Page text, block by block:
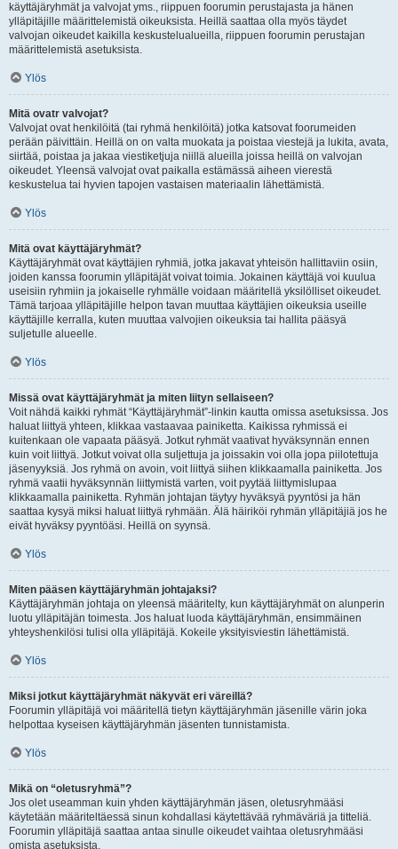
käyttäjäryhmät ja valvojat yms., riippuen foorumin perustajasta ja hänen
ylläpitäjille määrittelemistä oikeuksista. Heillä saattaa olla myös täydet
valvojan oikeudet kaikilla keskustelualueilla, riippuen foorumin perustajan
määrittelemistä asetuksista.
Ylös
Mitä ovatr valvojat?
Valvojat ovat henkilöitä (tai ryhmä henkilöitä) jotka katsovat foorumeiden
perään päivittäin. Heillä on on valta muokata ja poistaa viestejä ja lukita, avata,
siirtää, poistaa ja jakaa viestiketjuja niillä alueilla joissa heillä on valvojan
oikeudet. Yleensä valvojat ovat paikalla estämässä aiheen vierestä
keskustelua tai hyvien tapojen vastaisen materiaalin lähettämistä.
Ylös
Mitä ovat käyttäjäryhmät?
Käyttäjäryhmät ovat käyttäjien ryhmiä, jotka jakavat yhteisön hallittaviin osiin,
joiden kanssa foorumin ylläpitäjät voivat toimia. Jokainen käyttäjä voi kuulua
useisiin ryhmiin ja jokaiselle ryhmälle voidaan määritellä yksilölliset oikeudet.
Tämä tarjoaa ylläpitäjille helpon tavan muuttaa käyttäjien oikeuksia useille
käyttäjille kerralla, kuten muuttaa valvojien oikeuksia tai hallita pääsyä
suljetulle alueelle.
Ylös
Missä ovat käyttäjäryhmät ja miten liityn sellaiseen?
Voit nähdä kaikki ryhmät “Käyttäjäryhmät”-linkin kautta omissa asetuksissa. Jos
haluat liittyä yhteen, klikkaa vastaavaa painiketta. Kaikissa ryhmissä ei
kuitenkaan ole vapaata pääsyä. Jotkut ryhmät vaativat hyväksynnän ennen
kuin voit liittyä. Jotkut voivat olla suljettuja ja joissakin voi olla jopa piilotettuja
jäsenyyksiä. Jos ryhmä on avoin, voit liittyä siihen klikkaamalla painiketta. Jos
ryhmä vaatii hyväksynnän liittymistä varten, voit pyytää liittymislupaa
klikkaamalla painiketta. Ryhmän johtajan täytyy hyväksyä pyyntösi ja hän
saattaa kysyä miksi haluat liittyä ryhmään. Älä häiriköi ryhmän ylläpitäjiä jos he
eivät hyväksy pyyntöäsi. Heillä on syynsä.
Ylös
Miten pääsen käyttäjäryhmän johtajaksi?
Käyttäjäryhmän johtaja on yleensä määritelty, kun käyttäjäryhmät on alunperin
luotu ylläpitäjän toimesta. Jos haluat luoda käyttäjäryhmän, ensimmäinen
yhteyshenkilösi tulisi olla ylläpitäjä. Kokeile yksityisviestin lähettämistä.
Ylös
Miksi jotkut käyttäjäryhmät näkyvät eri väreillä?
Foorumin ylläpitäjä voi määritellä tietyn käyttäjäryhmän jäsenille värin joka
helpottaa kyseisen käyttäjäryhmän jäsenten tunnistamista.
Ylös
Mikä on “oletusryhmä”?
Jos olet useamman kuin yhden käyttäjäryhmän jäsen, oletusryhmääsi
käytetään määriteltäessä sinun kohdallasi käytettävää ryhmäväriä ja titteliä.
Foorumin ylläpitäjä saattaa antaa sinulle oikeudet vaihtaa oletusryhmääsi
omista asetuksista.